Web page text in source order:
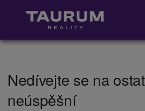
Nedívejte se na
neúspěšní